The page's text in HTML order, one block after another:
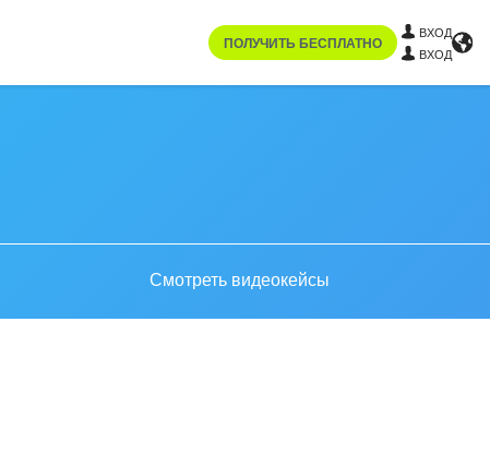
ПОЛУЧИТЬ БЕСПЛАТНО
ВХОД
ВХОД
Смотреть видеокейсы